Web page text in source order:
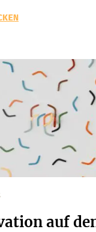
auf